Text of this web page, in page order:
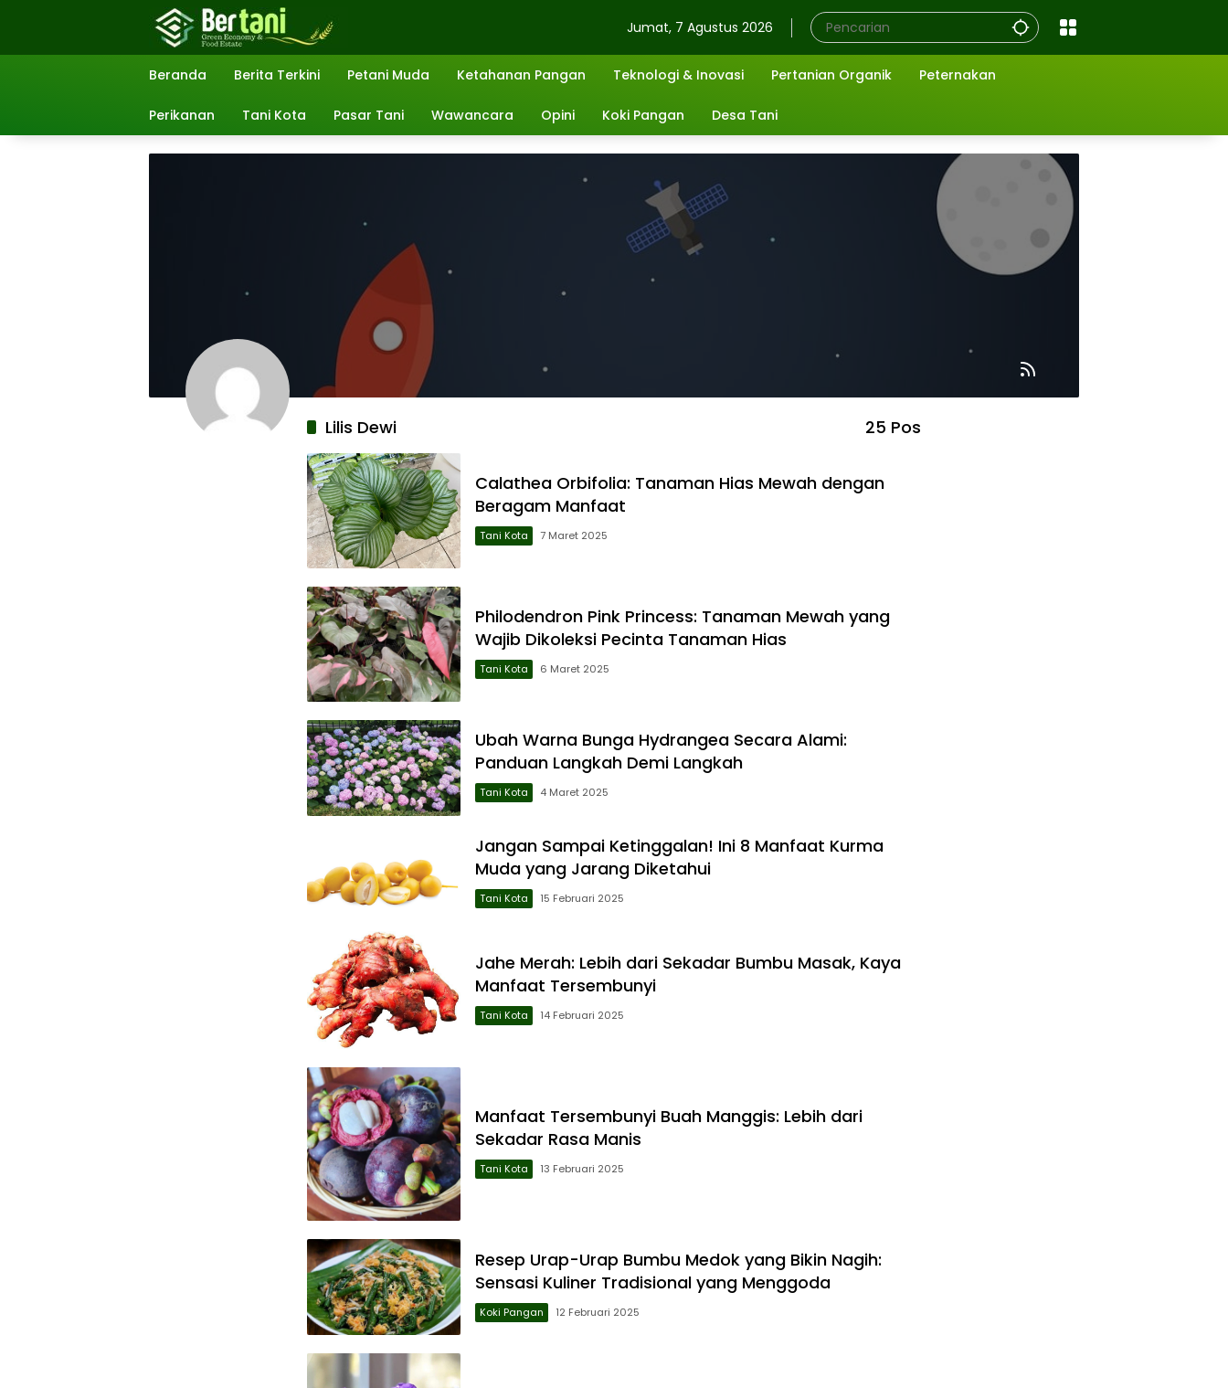
Jumat, 7 Agustus 2026
Beranda Berita Terkini Petani Muda Ketahanan Pangan Teknologi & Inovasi Pertanian Organik Peternakan
Perikanan Tani Kota Pasar Tani Wawancara Opini Koki Pangan Desa Tani
Lilis Dewi 25 Pos
Calathea Orbifolia: Tanaman Hias Mewah dengan
Beragam Manfaat
Tani Kota 7 Maret 2025
Philodendron Pink Princess: Tanaman Mewah yang
Wajib Dikoleksi Pecinta Tanaman Hias
Tani Kota 6 Maret 2025
Ubah Warna Bunga Hydrangea Secara Alami:
Panduan Langkah Demi Langkah
Tani Kota 4 Maret 2025
Jangan Sampai Ketinggalan! Ini 8 Manfaat Kurma
Muda yang Jarang Diketahui
Tani Kota 15 Februari 2025
Jahe Merah: Lebih dari Sekadar Bumbu Masak, Kaya
Manfaat Tersembunyi
Tani Kota 14 Februari 2025
Manfaat Tersembunyi Buah Manggis: Lebih dari
Sekadar Rasa Manis
Tani Kota 13 Februari 2025
Resep Urap-Urap Bumbu Medok yang Bikin Nagih:
Sensasi Kuliner Tradisional yang Menggoda
Koki Pangan 12 Februari 2025